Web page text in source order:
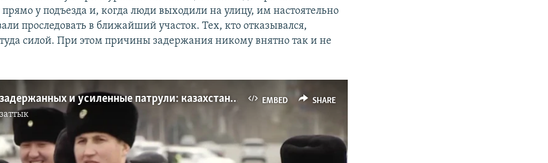
прямо у подъезда и, когда люди выходили на улицу, им настоятельно
проследовать в ближайший участок. Тех, кто отказывался,
туда силой. При этом причины задержания никому внятно так и не
EMBED SHARE
Десятки задержанных и усиленные патрули: казахстанцы отметили День независимости